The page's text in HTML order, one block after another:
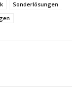
Sonderlösungen